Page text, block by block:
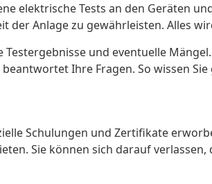
elektrische Tests an den Geräten
der Anlage zu gewährleisten. Alles
und eventuelle
Ihre Fragen. So wissen Sie
Schulungen und Zertifikate
Sie können sich darauf